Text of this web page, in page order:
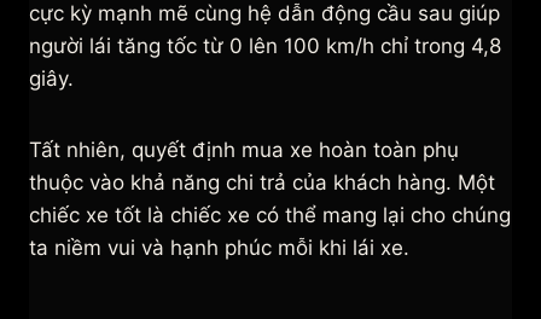
cực kỳ mạnh mẽ cùng hệ dẫn động cầu sau giúp
người lái tăng tốc từ 0 lên 100 km/h chỉ trong 4,8
giây.
Tất nhiên, quyết định mua xe hoàn toàn phụ
thuộc vào khả năng chi trả của khách hàng. Một
chiếc xe tốt là chiếc xe có thể mang lại cho chúng
ta niềm vui và hạnh phúc mỗi khi lái xe.